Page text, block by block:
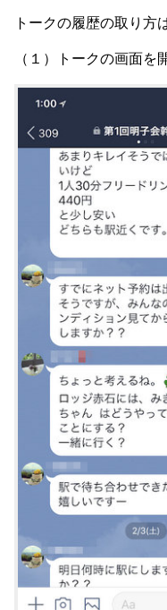
トークの履歴の取り方
（１）トークの画面を